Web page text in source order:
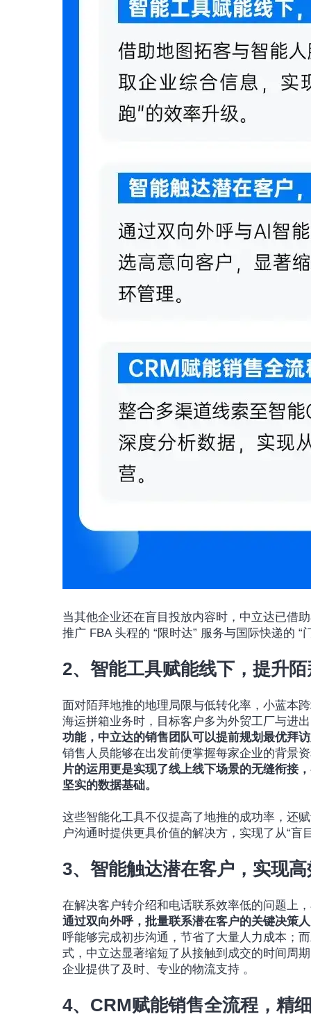
当其他企业还在盲目投放内容时，中立达已借
推广 FBA 头程的 “限时达” 服务与国际快递的 “
2、智能工具赋能线下，提升
面对陌拜地推的地理局限与低转化率，小蓝本
海运拼箱业务时，目标客户多为外贸工厂与进
功能，中立达的销售团队可以提前规划最优拜
销售人员能够在出发前便掌握每家企业的背景
片的运用更是实现了线上线下场景的无缝衔接
坚实的数据基础。
这些智能化工具不仅提高了地推的成功率，还
户沟通时提供更具价值的解决方，实现了从“盲
3、智能触达潜在客户，实现
在解决客户转介绍和电话联系效率低的问题上
通过双向外呼，批量联系潜在客户的关键决策
呼能够完成初步沟通，节省了大量人力成本；
式，中立达显著缩短了从接触到成交的时间周
企业提供了及时、专业的物流支持 。
4、CRM赋能销售全流程，精